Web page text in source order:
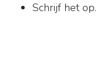
Schrijf het op.